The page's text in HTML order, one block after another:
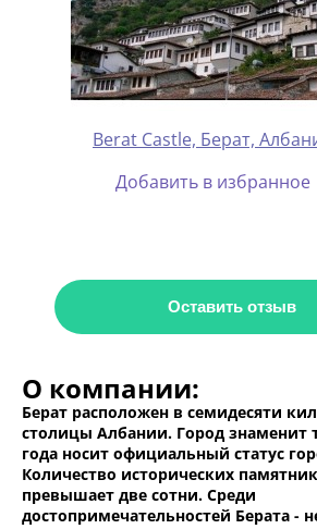
Berat Castle, Берат,
Добавить в избранное
Оставить отзыв
О компании:
Берат расположен в семидесяти
столицы Албании. Город знаменит
года носит официальный статус
Количество исторических
превышает две сотни. Среди
достопримечательностей Берата -